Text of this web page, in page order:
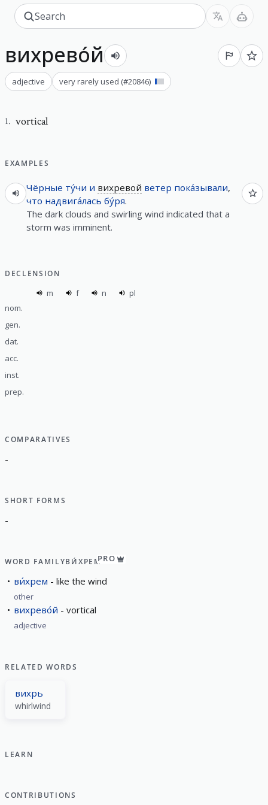
вихрево́й
adjective very rarely used (#20846)
1. vortical
EXAMPLES
Чёрные ту́чи и вихревой ветер пока́зывали,
что надвига́лась бу́ря.
The dark clouds and swirling wind indicated that a
storm was imminent.
DECLENSION
m f n
pl
nom.
gen.
dat.
acc.
inst.
prep.
COMPARATIVES
-
SHORT FORMS
-
WORD FAMILYВИ́ХРЕМPRO
ви́хрем like the wind
other
вихрево́й vortical
adjective
RELATED WORDS
вихрь
whirlwind
LEARN
CONTRIBUTIONS